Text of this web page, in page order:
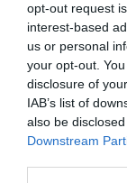
opt-out request
interest-based
us or personal
your opt-out.
disclosure of
IAB’s list of
also be
Downstream